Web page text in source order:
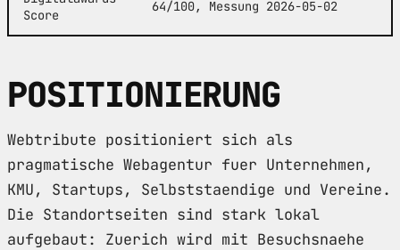
Score
64/100, Messung 2026-05-02
POSITIONIERUNG
Webtribute positioniert sich als
pragmatische Webagentur fuer Unternehmen,
KMU, Startups, Selbststaendige und Vereine.
Die Standortseiten sind stark lokal
aufgebaut: Zuerich wird mit Besuchsnaehe